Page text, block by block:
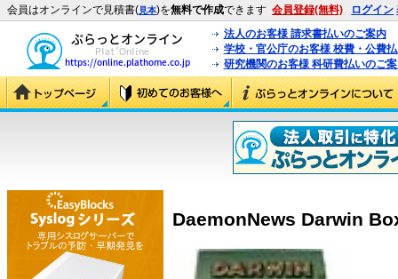
会員はオンラインで見積書(見本)を無料で作成できます 会員登録(無料) ログイン
法人のお客様 請求書払いのご案内
学校・官公庁のお客様 校費・公費
研究機関のお客様 科研費払いのご
DaemonNews Darwin